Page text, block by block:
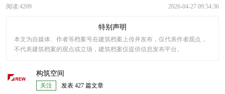
阅读:4209 2026-04-27 09:54:36
特别声明
本文为自媒体、作者等档案号在建筑档案上传并发布，仅代表作者观点，
不代表建筑档案的观点或立场，建筑档案仅提供信息发布平台。
构筑空间
关注 发表 427 篇文章